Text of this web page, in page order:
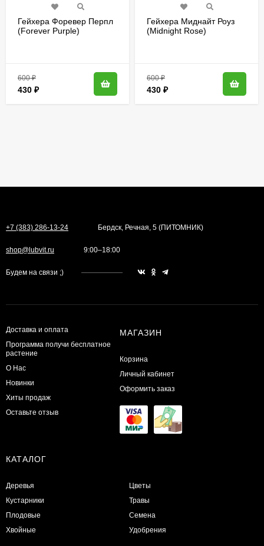
Гейхера Форевер Перпл
(Forever Purple)
600₽
430 ₽
Гейхера Миднайт Роуз
(Midnight Rose)
600₽
430 ₽
+7 (383) 286-13-24 Бердск, Речная, 5 (ПИТОМНИК)
shop@lubvit.ru 9:00–18:00
Будем на связи ;)
Доставка и оплата
Программа получи бесплатное
растение
О Нас
Новинки
Хиты продаж
Оставьте отзыв
МАГАЗИН
Корзина
Личный кабинет
Оформить заказ
КАТАЛОГ
Деревья
Кустарники
Плодовые
Хвойные
Цветы
Травы
Семена
Удобрения